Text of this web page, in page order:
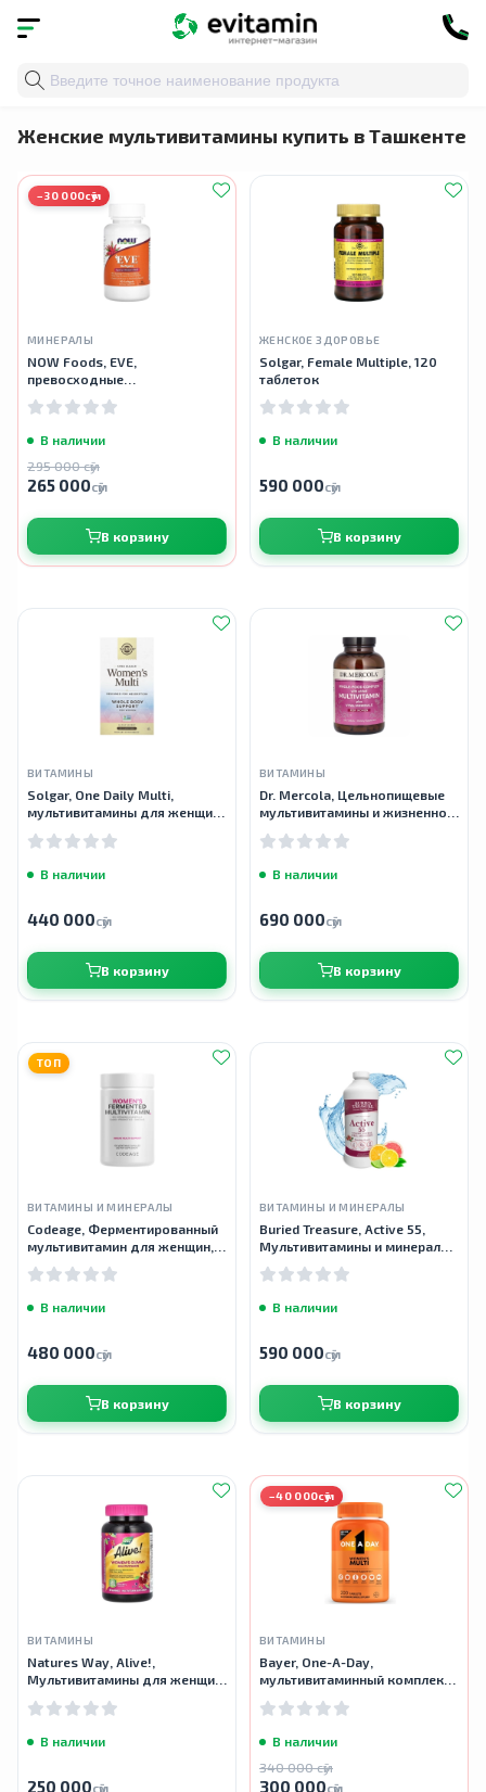
Главная Витамины и минералы
Женские мультивитамины купить в Ташкенте
−30 000сӯм
МИНЕРАЛЫ
NOW Foods, EVE,
превосходные
мультивитамины для женщин,
90 мягких таблеток
В наличии
295 000 сӯм
265 000сӯм
В корзину
ЖЕНСКОЕ ЗДОРОВЬЕ
Solgar, Female Multiple, 120
таблеток
В наличии
590 000сӯм
В корзину
ВИТАМИНЫ
Solgar, One Daily Multi,
мультивитамины для женщин,
В наличии
440 000сӯм
В корзину
ВИТАМИНЫ
Dr. Mercola, Цельнопищевые
мультивитамины и жизненно
женщин, 240 таблеток
В наличии
690 000сӯм
В корзину
ТОП
ВИТАМИНЫ И МИНЕРАЛЫ
Codeage, Ферментированный
мультивитамин для женщин,
В наличии
480 000сӯм
В корзину
ВИТАМИНЫ И МИНЕРАЛЫ
Buried Treasure, Active 55,
Мультивитамины и минералы,
В наличии
590 000сӯм
В корзину
ВИТАМИНЫ
Natures Way, Alive!,
Мультивитамины для женщин,
мармеладок
В наличии
250 000сӯм
−40 000сӯм
ВИТАМИНЫ
Bayer, One-A-Day,
мультивитаминный комплекс
В наличии
340 000 сӯм
300 000сӯм